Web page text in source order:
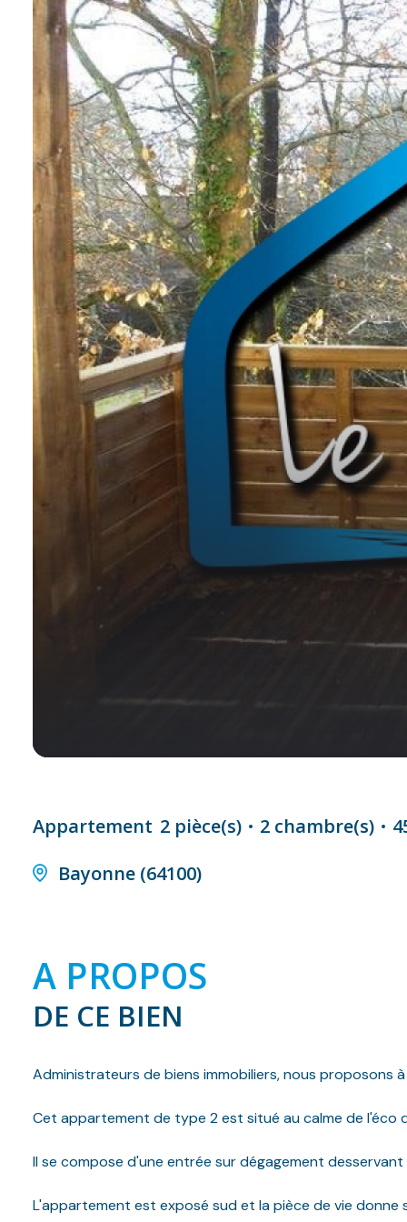
NOS
VILLES
DOSSIER DE
CANDIDATURE
NOS
PRESTATIONS
CONTACT
Appartement 2 pièce(s) 2 chambre(s)
Bayonne (64100)
A PROPOS
DE CE BIEN
Administrateurs de biens immobiliers, nous proposons
Cet appartement de type 2 est situé au calme de l'éco
Il se compose d'une entrée sur dégagement
L'appartement est exposé sud et la pièce de vie donne